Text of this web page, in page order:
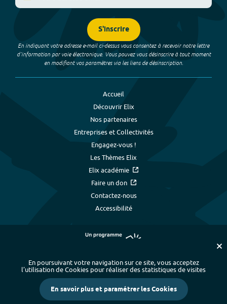
S'inscrire
En indiquant votre adresse e-mail ci-dessus vous consentez à recevoir notre lettre
d’information par voie électronique. Vous pouvez vous désinscrire à tout moment
en modifiant vos paramètres via les liens de désinscription.
Accueil
Découvrir Elix
Nos partenaires
Entreprises et Collectivités
Engagez-vous !
Les Thèmes Elix
Elix académie
Faire un don
Contactez-nous
Accessibilité
Plan du site - Index alphabétique
-
Mentions légales et données personnelles
- Paramétrer les cookies
Crédits
En poursuivant votre navigation sur ce site, vous acceptez
l’utilisation de Cookies pour réaliser des statistiques de visites
En savoir plus et paramétrer les Cookies